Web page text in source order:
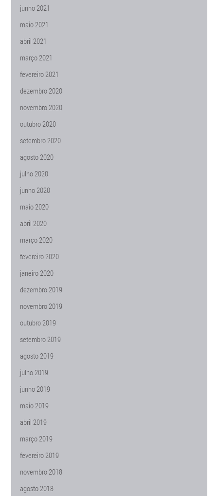
junho 2021
maio 2021
abril 2021
março 2021
fevereiro 2021
dezembro 2020
novembro 2020
outubro 2020
setembro 2020
agosto 2020
julho 2020
junho 2020
maio 2020
abril 2020
março 2020
fevereiro 2020
janeiro 2020
dezembro 2019
novembro 2019
outubro 2019
setembro 2019
agosto 2019
julho 2019
junho 2019
maio 2019
abril 2019
março 2019
fevereiro 2019
novembro 2018
agosto 2018